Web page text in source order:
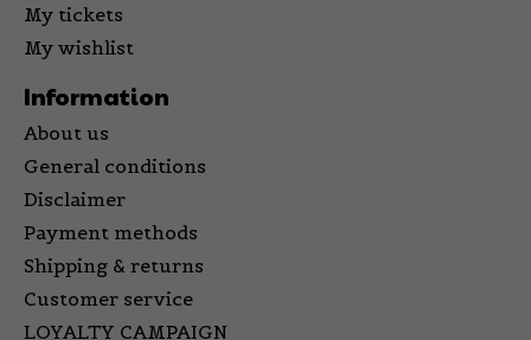
My tickets
My wishlist
Information
About us
General conditions
Disclaimer
Payment methods
Shipping & returns
Customer service
LOYALTY CAMPAIGN